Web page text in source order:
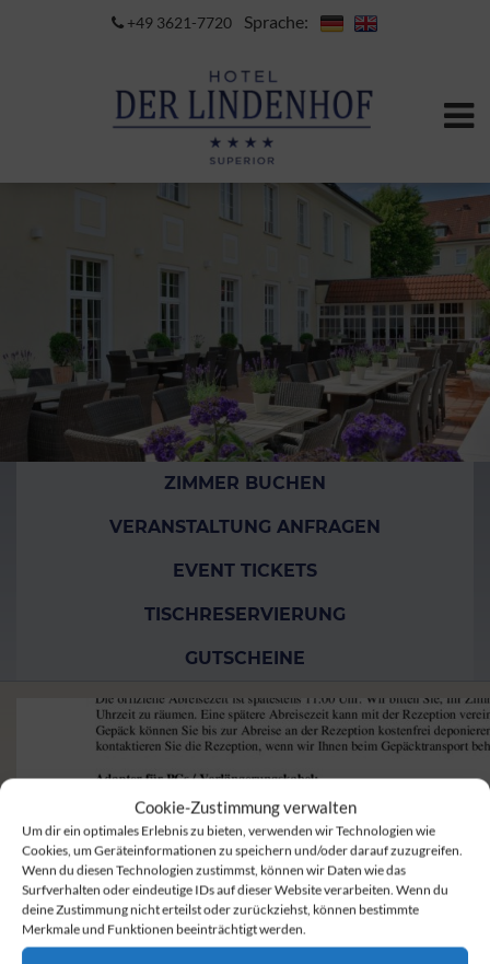
Cookie-Zustimmung verwalten
Um dir ein optimales Erlebnis zu bieten, verwenden wir Technologien wie
Cookies, um Geräteinformationen zu speichern und/oder darauf zuzugreifen.
Wenn du diesen Technologien zustimmst, können wir Daten wie das
Surfverhalten oder eindeutige IDs auf dieser Website verarbeiten. Wenn du
deine Zustimmung nicht erteilst oder zurückziehst, können bestimmte
Merkmale und Funktionen beeinträchtigt werden.
+49 3621-7720 Sprache:
ZIMMER BUCHEN
VERANSTALTUNG ANFRAGEN
EVENT TICKETS
TISCHRESERVIERUNG
GUTSCHEINE